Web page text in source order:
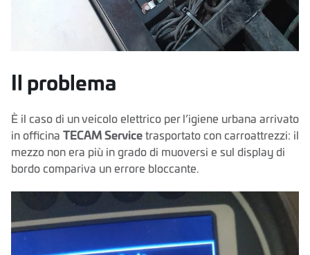
Il problema
È il caso di un veicolo elettrico per l’igiene urbana arrivato
in officina TECAM Service trasportato con carroattrezzi: il
mezzo non era più in grado di muoversi e sul display di
bordo compariva un errore bloccante.